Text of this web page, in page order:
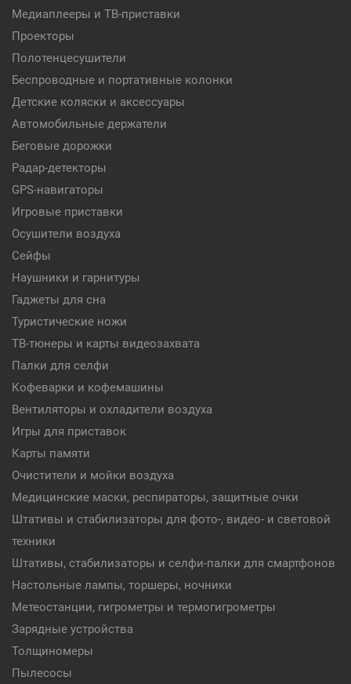
Медиаплееры и ТВ-приставки
Проекторы
Полотенцесушители
Беспроводные и портативные колонки
Детские коляски и аксессуары
Автомобильные держатели
Беговые дорожки
Радар-детекторы
GPS-навигаторы
Игровые приставки
Осушители воздуха
Сейфы
Наушники и гарнитуры
Гаджеты для сна
Туристические ножи
ТВ-тюнеры и карты видеозахвата
Палки для селфи
Кофеварки и кофемашины
Вентиляторы и охладители воздуха
Игры для приставок
Карты памяти
Очистители и мойки воздуха
Медицинские маски, респираторы, защитные очки
Штативы и стабилизаторы для фото-, видео- и световой
техники
Штативы, стабилизаторы и селфи-палки для смартфонов
Настольные лампы, торшеры, ночники
Метеостанции, гигрометры и термогигрометры
Зарядные устройства
Толщиномеры
Пылесосы